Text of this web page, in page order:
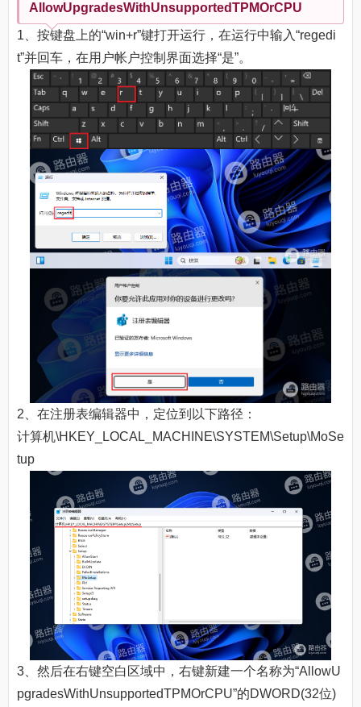
AllowUpgradesWithUnsupportedTPMOrCPU
1、按键盘上的“win+r”键打开运行，在运行中输入“regedi
t”并回车，在用户帐户控制界面选择“是”。
2、在注册表编辑器中，定位到以下路径：
计算机\HKEY_LOCAL_MACHINE\SYSTEM\Setup\MoSe
tup
3、然后在右键空白区域中，右键新建一个名称为“AllowU
pgradesWithUnsupportedTPMOrCPU”的DWORD(32位)